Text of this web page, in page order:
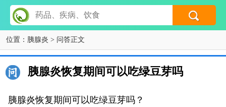
位置： 胰腺炎 > 问答正文
胰腺炎恢复期间可以吃绿豆芽吗
胰腺炎恢复期间可以吃绿豆芽吗？